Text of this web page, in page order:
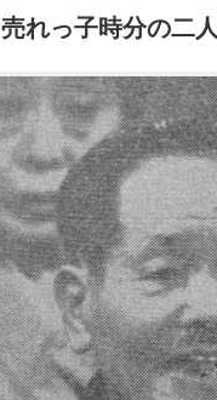
売れっ子時分の二人